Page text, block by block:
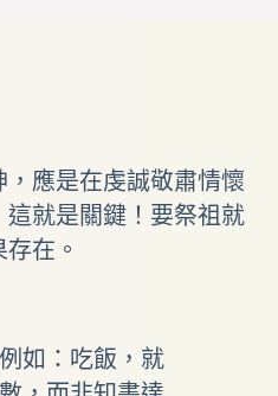
應是在虔誠敬肅情懷
就是關鍵！要祭祖就
在。
如：吃飯，就